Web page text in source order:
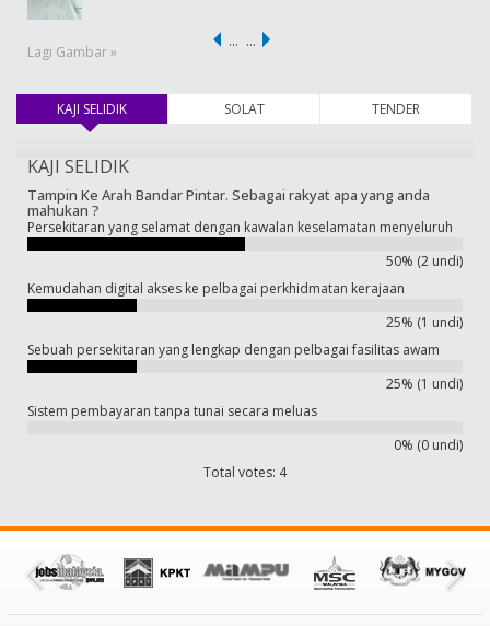
Lagi Gambar »
… …
KAJI SELIDIK(tab aktif) SOLAT TENDER
KAJI SELIDIK
Tampin Ke Arah Bandar Pintar. Sebagai rakyat apa yang anda
mahukan ?
Persekitaran yang selamat dengan kawalan keselamatan menyeluruh
50% (2 undi)
Kemudahan digital akses ke pelbagai perkhidmatan kerajaan
25% (1 undi)
Sebuah persekitaran yang lengkap dengan pelbagai fasilitas awam
25% (1 undi)
Sistem pembayaran tanpa tunai secara meluas
0% (0 undi)
Total votes: 4